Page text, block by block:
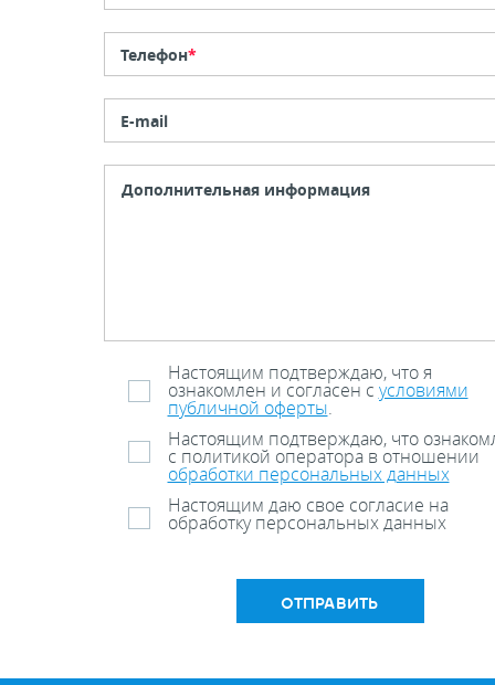
Телефон*
E-mail
Настоящим подтверждаю, что я
ознакомлен и согласен с условиями
публичной оферты.
Настоящим подтверждаю, что
с политикой оператора в отношении
обработки персональных данных
Настоящим даю свое согласие на
обработку персональных данных
ОТПРАВИТЬ